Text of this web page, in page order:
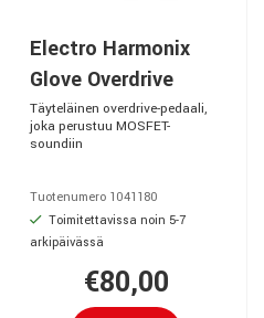
Electro Harmonix
Glove Overdrive
Täyteläinen overdrive-pedaali,
joka perustuu MOSFET-
soundiin
Tuotenumero 1041180
Toimitettavissa noin 5-7
arkipäivässä
€80,00